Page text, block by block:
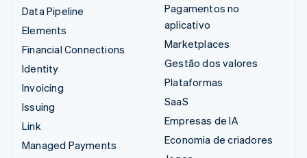
Data Pipeline
Elements
Financial Connections
Identity
Invoicing
Issuing
Link
Managed Payments
Pagamentos no
aplicativo
Marketplaces
Gestão dos valores
Plataformas
SaaS
Empresas de IA
Economia de criadores